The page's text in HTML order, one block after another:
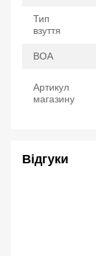
Тип
взуття
ВОА
Артикул
магазину
Відгуки